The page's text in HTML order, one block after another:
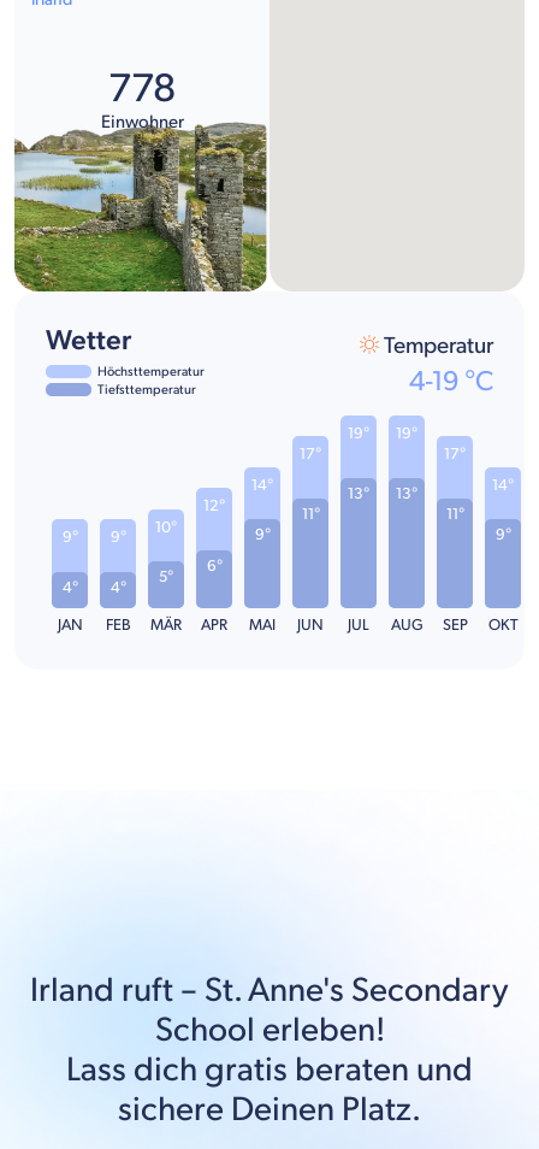
778
Einwohner
Wetter
Höchsttemperatur
Tiefsttemperatur
Temperatur
4-19 °C
4°
9°
JAN
4°
9°
FEB
5°
10°
MÄR
6°
12°
APR
9°
14°
MAI
11°
17°
JUN
13°
19°
JUL
13°
19°
AUG
11°
17°
SEP
9°
14°
OKT
Irland ruft – St. Anne's Secondary
School erleben!
Lass dich gratis beraten und
sichere Deinen Platz.